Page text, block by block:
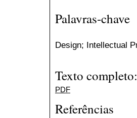
Palavras-chave
Design; Intellectual
Texto completo:
PDF
Referências